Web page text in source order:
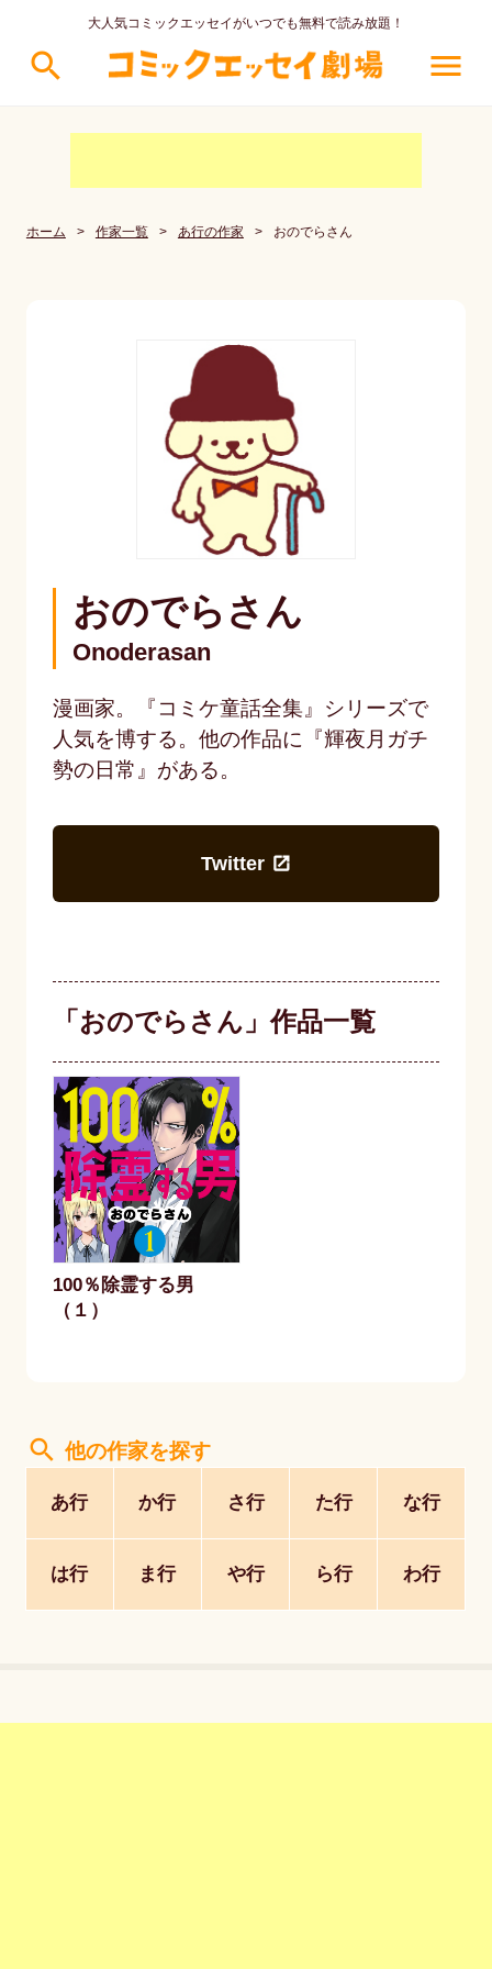
大人気コミックエッセイがいつでも無料で読み放題！
search menu
ホーム > 作家一覧 > あ行の作家 > おのでらさん
おのでらさん
Onoderasan
漫画家。『コミケ童話全集』シリーズで
人気を博する。他の作品に『輝夜月ガチ
勢の日常』がある。
Twitter
「おのでらさん」作品一覧
100％除霊する男
（１）
search 他の作家を探す
あ行 か行 さ行 た行 な行
は行 ま行 や行 ら行 わ行